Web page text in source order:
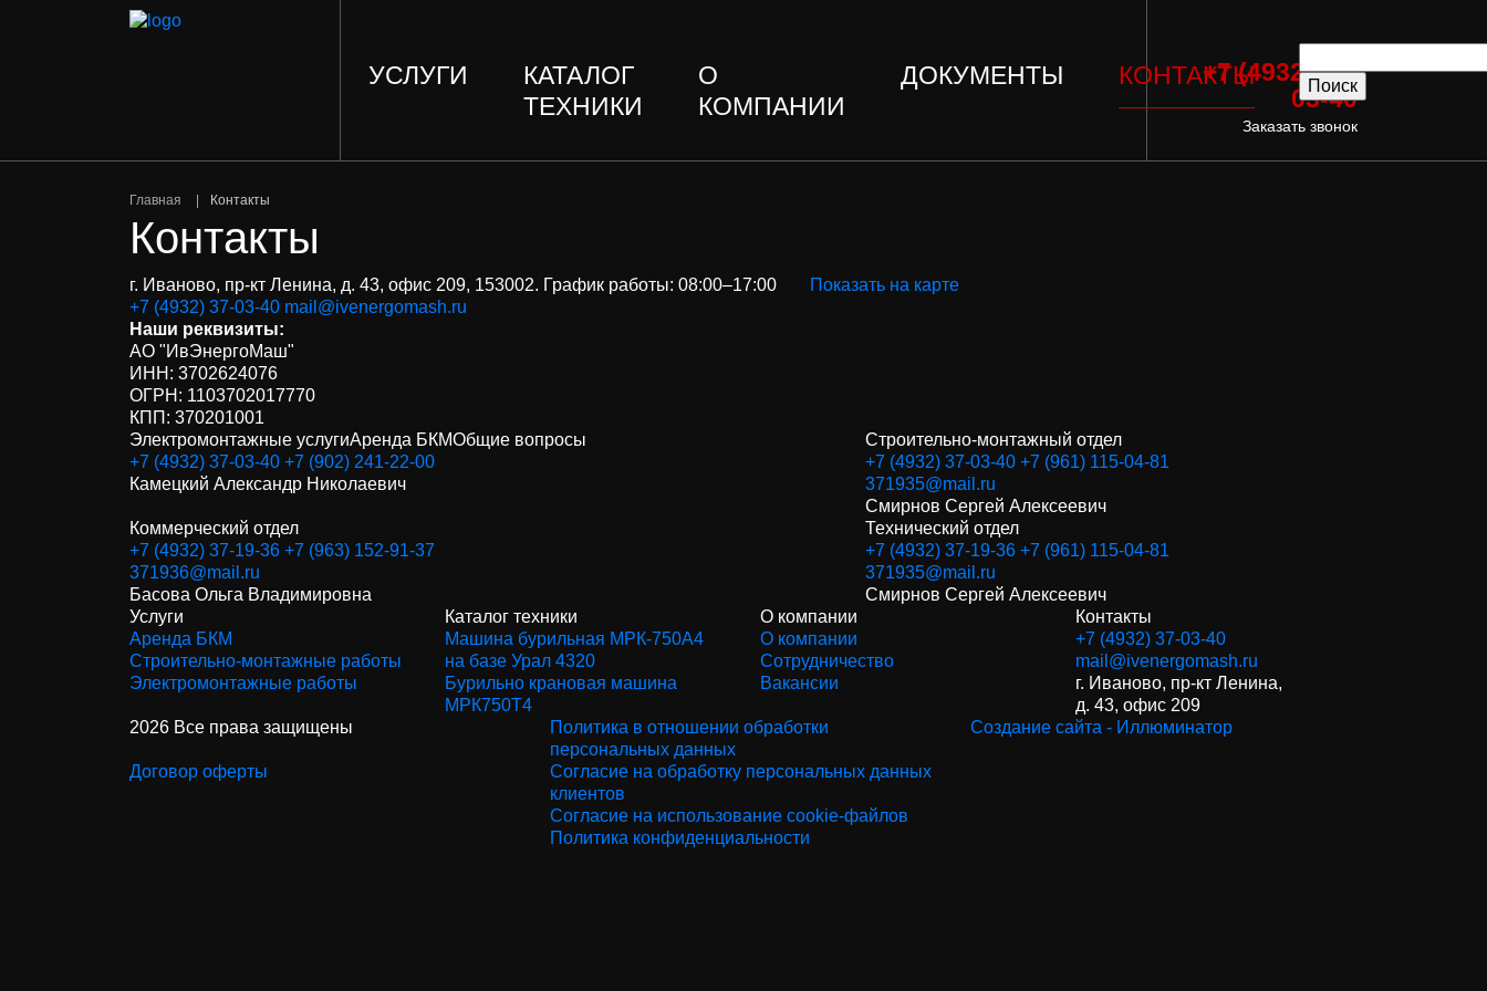
УСЛУГИ
КАТАЛОГ
ТЕХНИКИ
О
КОМПАНИИ
ДОКУМЕНТЫ КОНТАКТЫ+7 (4932) 37-
03-40
Заказать звонок
Главная Контакты
Контакты
г. Иваново, пр-кт Ленина, д. 43, офис 209, 153002. График работы: 08:00–17:00
+7 (4932) 37-03-40 mail@ivenergomash.ru
Наши реквизиты:
АО "ИвЭнергоМаш"
ИНН: 3702624076
ОГРН: 1103702017770
КПП: 370201001
Показать на карте
Электромонтажные услугиАренда БКМОбщие вопросы
+7 (4932) 37-03-40 +7 (902) 241-22-00
Камецкий Александр Николаевич
Cтроительно-монтажный отдел
+7 (4932) 37-03-40 +7 (961) 115-04-81
371935@mail.ru
Смирнов Сергей Алексеевич
Коммерческий отдел
+7 (4932) 37-19-36 +7 (963) 152-91-37
371936@mail.ru
Басова Ольга Владимировна
Технический отдел
+7 (4932) 37-19-36 +7 (961) 115-04-81
371935@mail.ru
Смирнов Сергей Алексеевич
Услуги
Аренда БКМ
Строительно-монтажные работы
Электромонтажные работы
Каталог техники
Машина бурильная МРК-750А4
на базе Урал 4320
Бурильно крановая машина
МРК750Т4
О компании
О компании
Сотрудничество
Вакансии
Контакты
+7 (4932) 37-03-40
mail@ivenergomash.ru
г. Иваново, пр-кт Ленина,
д. 43, офис 209
2026 Все права защищены
Договор оферты
Политика в отношении обработки
персональных данных
Согласие на обработку персональных данных
клиентов
Согласие на использование cookie-файлов
Политика конфиденциальности
Создание сайта - Иллюминатор